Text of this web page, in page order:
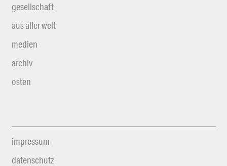
gesellschaft
aus aller welt
medien
archiv
osten
impressum
datenschutz